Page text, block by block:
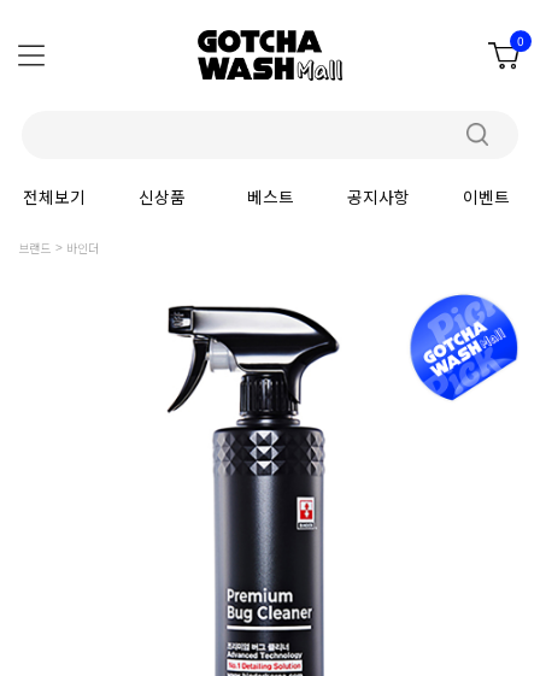
0
전체보기 신상품 베스트 공지사항 이벤트
브랜드 바인더